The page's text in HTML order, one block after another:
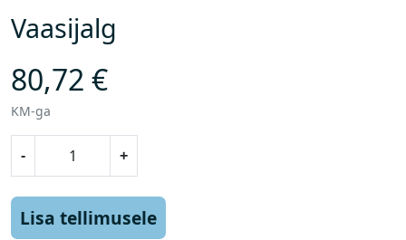
Vaasijalg
80,72 €
KM-ga
-
i
+
Lisa tellimusele